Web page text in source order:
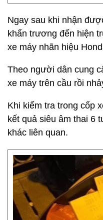
Ngay sau khi nhận
khẩn trương đến hiện
xe máy nhãn hiệu
Theo người dân cung
xe máy trên cầu rồi
Khi kiểm tra trong cốp
kết quả siêu âm thai 6
khác liên quan.